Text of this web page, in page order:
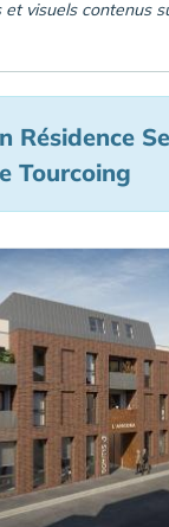
visuels contenus
Résidence
Tourcoing